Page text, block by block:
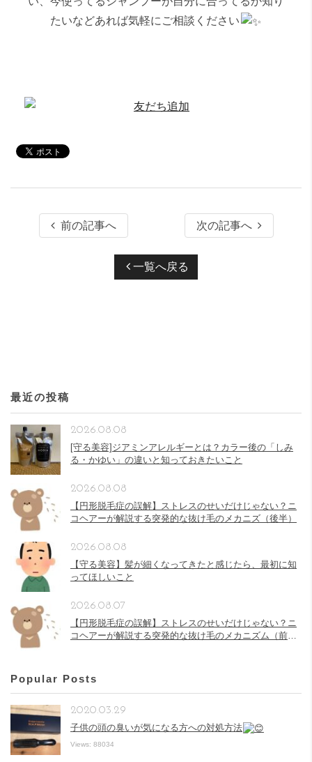
たいなどあれば気軽にご相談ください
前の記事へ 次の記事へ
一覧へ戻る
最近の投稿
[守る美容]ジアミンアレルギーとは？カラー後の「しみ
る・かゆい」の違いと知っておきたいこと
2026.08.08
【円形脱毛症の誤解】ストレスのせいだけじゃない？ニ
コヘアーが解説する突発的な抜け毛のメカニズ（後半）
2026.08.08
【守る美容】髪が細くなってきたと感じたら、最初に知
ってほしいこと
2026.08.08
【円形脱毛症の誤解】ストレスのせいだけじゃない？ニ
コヘアーが解説する突発的な抜け毛のメカニズム（前
2026.08.07
Popular Posts
子供の頭の臭いが気になる方への対処方法
2020.03.29
Views: 88034